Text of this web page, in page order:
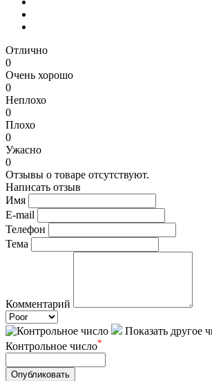
Отлично
0
Очень хорошо
0
Неплохо
0
Плохо
0
Ужасно
0
Отзывы о товаре отсутствуют.
Написать отзыв
Имя
E-mail
Телефон
Тема
Комментарий
Показать другое
Контрольное число*
Опубликовать